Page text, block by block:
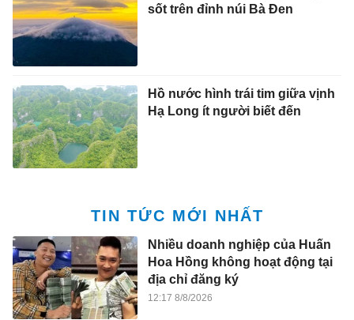
sốt trên đỉnh núi Bà Đen
Hồ nước hình trái tim giữa vịnh
Hạ Long ít người biết đến
TIN TỨC MỚI NHẤT
Nhiều doanh nghiệp của Huấn
Hoa Hồng không hoạt động tại
địa chỉ đăng ký
12:17 8/8/2026